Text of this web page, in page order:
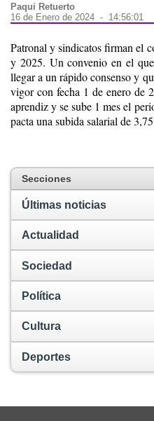
Paqui Retuerto
16 de Enero de 2024 - 14:56:01
Patronal y sindicatos firman el
y 2025. Un convenio en el
llegar a un rápido consenso y
vigor con fecha 1 de enero de
aprendiz y se sube 1 mes el
pacta una subida salarial de
Secciones
Últimas noticias
Actualidad
Sociedad
Política
Cultura
Deportes